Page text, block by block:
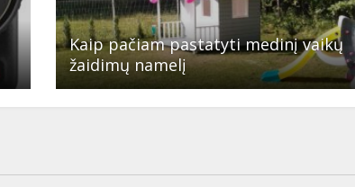
Kaip pačiam pastatyti medinį vaikų
žaidimų namelį